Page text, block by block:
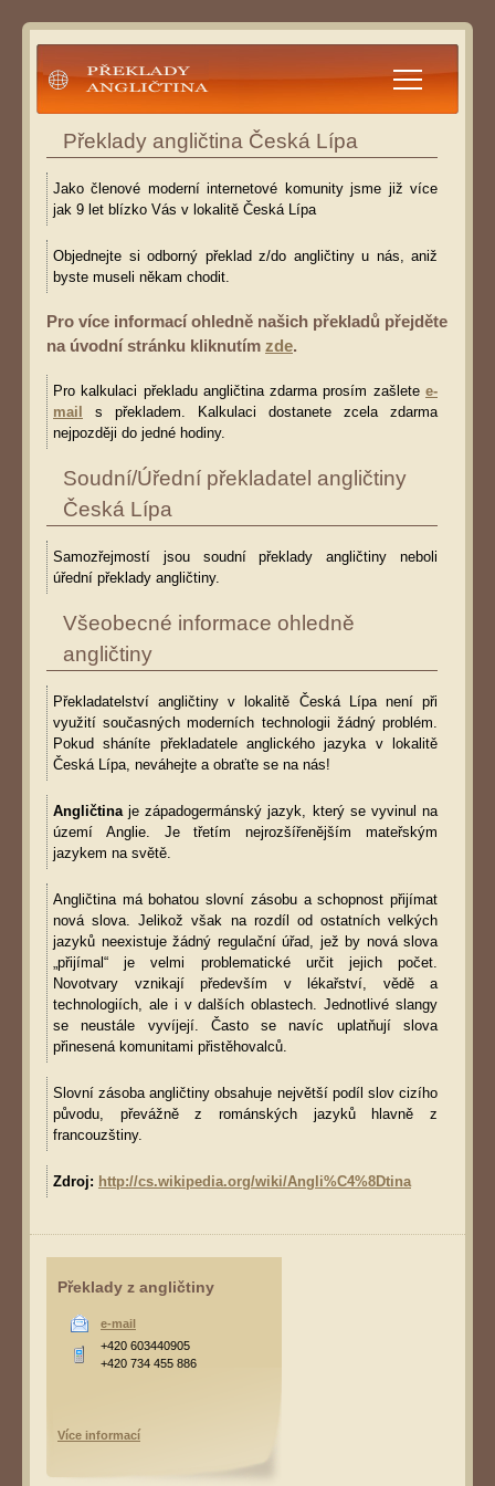
Překlady angličtina
Překlady angličtina Česká Lípa
Jako členové moderní internetové komunity jsme již více
jak 9 let blízko Vás v lokalitě Česká Lípa
Objednejte si odborný překlad z/do angličtiny u nás, aniž
byste museli někam chodit.
Pro více informací ohledně našich překladů přejděte
na úvodní stránku kliknutím zde.
Pro kalkulaci překladu angličtina zdarma prosím zašlete e-
mail
s překladem. Kalkulaci dostanete zcela zdarma
nejpozději do jedné hodiny.
Soudní/Úřední překladatel angličtiny
Česká Lípa
Samozřejmostí jsou soudní překlady angličtiny neboli
úřední překlady angličtiny.
Všeobecné informace ohledně
angličtiny
Překladatelství angličtiny v lokalitě Česká Lípa není při
využití současných moderních technologii žádný problém.
Pokud sháníte překladatele anglického jazyka v lokalitě
Česká Lípa, neváhejte a obraťte se na nás!
Angličtina je západogermánský jazyk, který se vyvinul na
území Anglie. Je třetím nejrozšířenějším mateřským
jazykem na světě.
Angličtina má bohatou slovní zásobu a schopnost přijímat
nová slova. Jelikož však na rozdíl od ostatních velkých
jazyků neexistuje žádný regulační úřad, jež by nová slova
„přijímal“ je velmi problematické určit jejich počet.
Novotvary vznikají především v lékařství, vědě a
technologiích, ale i v dalších oblastech. Jednotlivé slangy
se neustále vyvíjejí. Často se navíc uplatňují slova
přinesená komunitami přistěhovalců.
Slovní zásoba angličtiny obsahuje největší podíl slov cizího
původu, převážně z románských jazyků hlavně z
francouzštiny.
Zdroj: http://cs.wikipedia.org/wiki/Angli%C4%8Dtina
Překlady z angličtiny
e-mail
+420 603440905
+420 734 455 886
Více informací